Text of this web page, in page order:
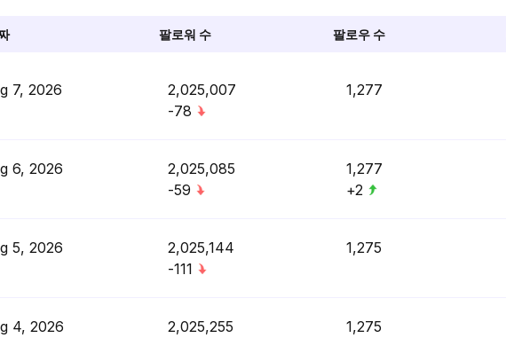
팔로워 수 팔로우 수
7, 2026
2,025,007
-78
1,277
6, 2026
2,025,085
-59
1,277
+2
5, 2026
2,025,144
-111
1,275
4, 2026
2,025,255
1,275